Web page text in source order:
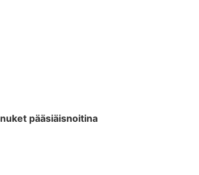
pääsiäisnoitina